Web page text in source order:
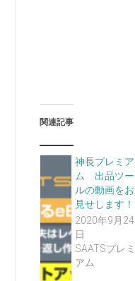
関連記事
神長プレミア
ム 出品ツー
ルの動画をお
見せします！
2020年9月24
日
SAATSプレミ
アム